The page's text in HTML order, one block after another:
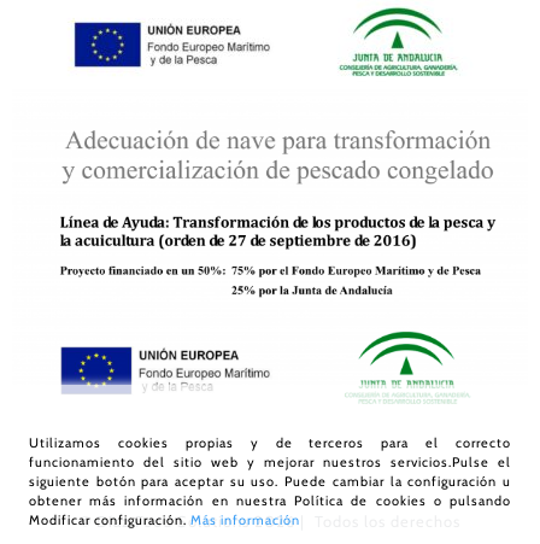
© Díaz Food Solutions2026 | Todos los derechos
Utilizamos cookies propias y de terceros para el correcto
funcionamiento del sitio web y mejorar nuestros servicios.Pulse el
siguiente botón para aceptar su uso. Puede cambiar la configuración u
obtener más información en nuestraPolítica de cookies o pulsando
Modificar configuración. Más información